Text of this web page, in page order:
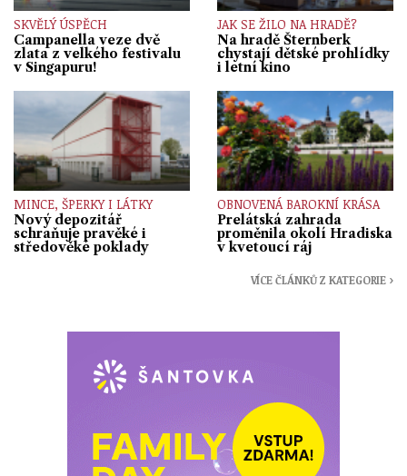
SKVĚLÝ ÚSPĚCH
Campanella veze dvě
zlata z velkého festivalu
v Singapuru!
JAK SE ŽILO NA HRADĚ?
Na hradě Šternberk
chystají dětské prohlídky
i letní kino
MINCE, ŠPERKY I LÁTKY
Nový depozitář
schraňuje pravěké i
středověké poklady
OBNOVENÁ BAROKNÍ KRÁSA
Prelátská zahrada
proměnila okolí Hradiska
v kvetoucí ráj
VÍCE ČLÁNKŮ Z KATEGORIE ›